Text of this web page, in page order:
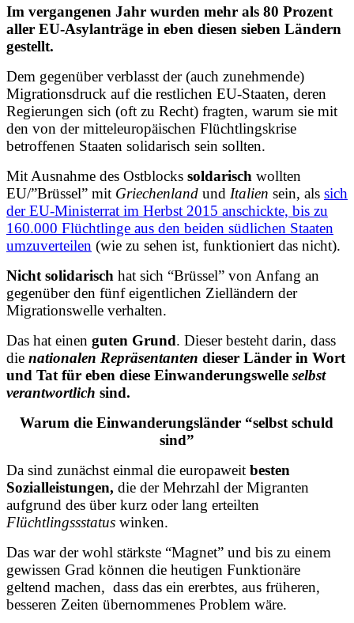
Im vergangenen Jahr wurden mehr als 80 Prozent
aller EU-Asylanträge in eben diesen sieben Ländern
gestellt.
Dem gegenüber verblasst der (auch zunehmende)
Migrationsdruck auf die restlichen EU-Staaten, deren
Regierungen sich (oft zu Recht) fragten, warum sie mit
den von der mitteleuropäischen Flüchtlingskrise
betroffenen Staaten solidarisch sein sollten.
Mit Ausnahme des Ostblocks soldarisch wollten
EU/”Brüssel” mit Griechenland und Italien sein, als sich
der EU-Ministerrat im Herbst 2015 anschickte, bis zu
160.000 Flüchtlinge aus den beiden südlichen Staaten
umzuverteilen (wie zu sehen ist, funktioniert das nicht).
Nicht solidarisch hat sich “Brüssel” von Anfang an
gegenüber den fünf eigentlichen Zielländern der
Migrationswelle verhalten.
Das hat einen guten Grund. Dieser besteht darin, dass
die nationalen Repräsentanten dieser Länder in Wort
und Tat für eben diese Einwanderungswelle selbst
verantwortlich sind.
Warum die Einwanderungsländer “selbst schuld
sind”
Da sind zunächst einmal die europaweit besten
Sozialleistungen, die der Mehrzahl der Migranten
aufgrund des über kurz oder lang erteilten
Flüchtlingssstatus winken.
Das war der wohl stärkste “Magnet” und bis zu einem
gewissen Grad können die heutigen Funktionäre
geltend machen, dass das ein ererbtes, aus früheren,
besseren Zeiten übernommenes Problem wäre.